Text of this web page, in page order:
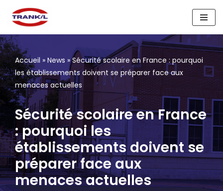
Aller
au
contenu
Accueil » News »Sécurité scolaire en France : pourquoi
les établissements doivent se préparer face aux
menaces actuelles
Sécurité scolaire en France
: pourquoi les
établissements doivent se
préparer face aux
menaces actuelles